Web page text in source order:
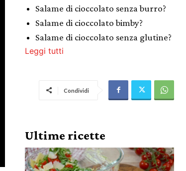
Salame di cioccolato senza burro?
Salame di cioccolato bimby?
Salame di cioccolato senza glutine?
Leggi tutti
Condividi
Ultime ricette